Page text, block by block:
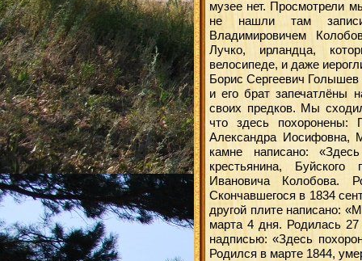
музее нет. Просмотрели
не нашли там
Владимировичем
Лучко, ирландца,
велосипеде, и даже
Борис Сергеевич
и его брат запечатлёны
своих предков. Мы
что здесь похоронены:
Александра Иосифовна,
камне написано:
крестьянина,
Ивановича Колобова.
Скончавшегося в 1834
другой плите написано:
марта 4 дня. Родилась
надписью: «Здесь
Родился в марте 1844,